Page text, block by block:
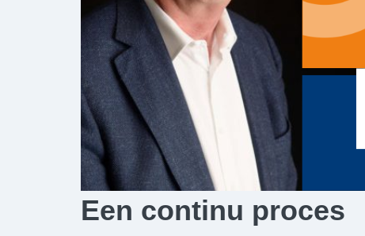
Een continu proces